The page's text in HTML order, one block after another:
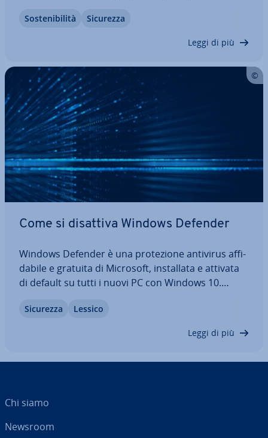
alla cer­ti­fi­ca­zio­ne ISO infondono fiducia nel cliente
So­ste­ni­bi­li­tà Sicurezza
Leggi di più
Come si disattiva Windows Defender
Windows Defender è una pro­te­zio­ne antivirus af­fi­
da­bi­le e gratuita di Microsoft, in­stal­la­ta e attivata
di default su tutti i nuovi PC con Windows 10.
fornitori, è ne­ces­sa­rio di­sat­ti­var­lo, in quanto
Sicurezza Lessico
Leggi di più
Chi siamo
Newsroom